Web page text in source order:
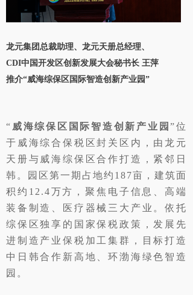
龙元集团总裁助理、龙元天册总经理、
CDI中国开发区创新发展大会秘书长 王萍
推介“威海综保区国际智造创新产业园”
“ 威海综保区国际智造创新产业园”位
于威海综合保税区封关区内，由龙元
天册与威海综保区合作打造，紧邻日
韩。园区第一期占地约187亩，建筑面
积约12.4万方，聚焦电子信息、高端
装备制造、医疗器械三大产业。依托
综保区独享的国家保税政策， 发展先
进制造产业保税加工集群，目标打造
中日韩合作新高地、环渤海绿色智造
园。